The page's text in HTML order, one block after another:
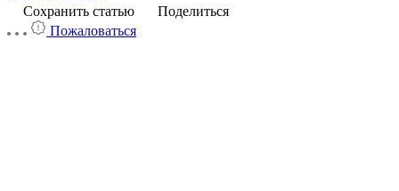
Сохранить статью
Поделиться
Пожаловаться